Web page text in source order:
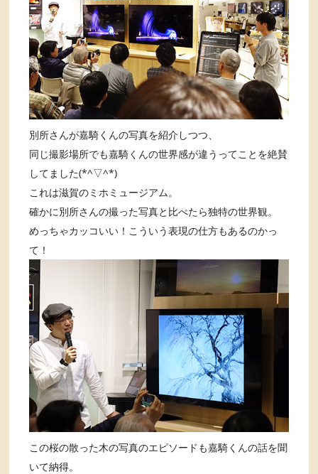
別所さんが嘉騎くんの写真を紹介しつつ、
同じ撮影場所でも嘉騎くんの世界感が違うってことを絶賛
してました(*^▽^*)
これは滋賀のミホミュージアム。
確かに別所さんの撮った写真と比べたら独特の世界観。
めっちゃカッコいい！こういう表現の仕方もあるのかっ
て！
この桜の散った木の写真のエピソードも嘉騎くんの話を聞
いて納得。